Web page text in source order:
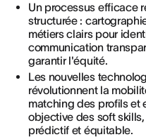
Un processus efficace
structurée :
métiers clairs pour
communication
garantir l'équité.
Les nouvelles
révolutionnent la
matching des profils et
objective des soft
prédictif et équitable.